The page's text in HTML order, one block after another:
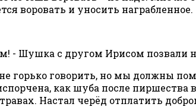
воровать и уносить награбленное.
- Шушка с другом Ирисом позвали
горько говорить, но мы должны
как шуба после
Настал черёд отплатить